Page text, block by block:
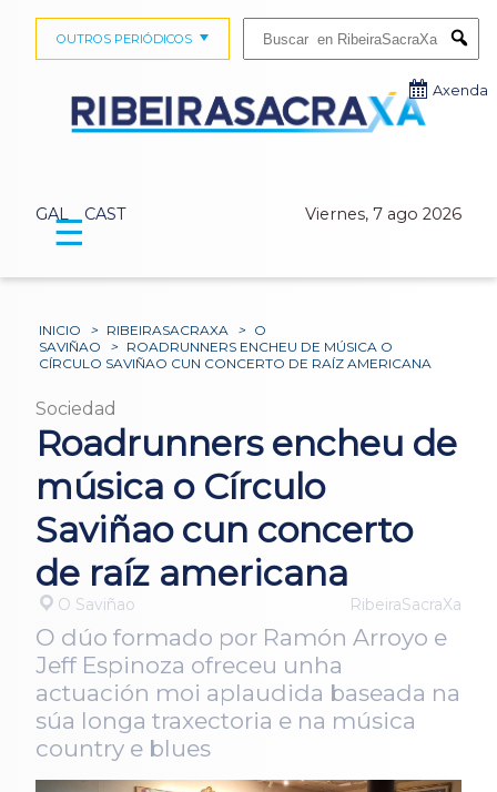
GAL CAST Viernes, 7 ago 2026
OUTROS PERIÓDICOS
Axenda
☰
INICIO > RIBEIRASACRAXA > O
SAVIÑAO
> ROADRUNNERS ENCHEU DE MÚSICA O
CÍRCULO SAVIÑAO CUN CONCERTO DE RAÍZ AMERICANA
Sociedad
Roadrunners encheu de
música o Círculo
Saviñao cun concerto
de raíz americana
O Saviñao RibeiraSacraXa
O dúo formado por Ramón Arroyo e
Jeff Espinoza ofreceu unha
actuación moi aplaudida baseada na
súa longa traxectoria e na música
country e blues